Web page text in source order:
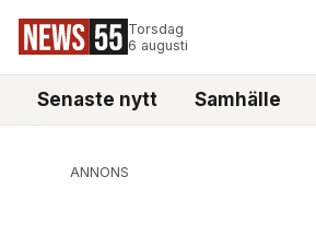
Torsdag
6 augusti
Senaste nytt Samhälle
ANNONS